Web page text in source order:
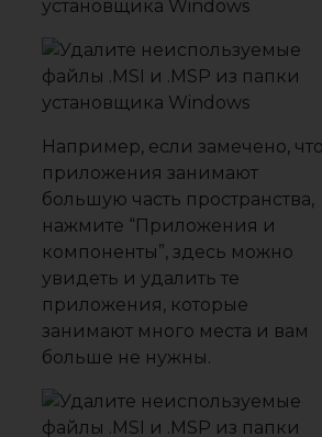
Например, если замечено, что
приложения занимают
большую часть пространства,
нажмите “Приложения и
компоненты”, здесь можно
увидеть и удалить те
приложения, которые
занимают много места и вам
больше не нужны.